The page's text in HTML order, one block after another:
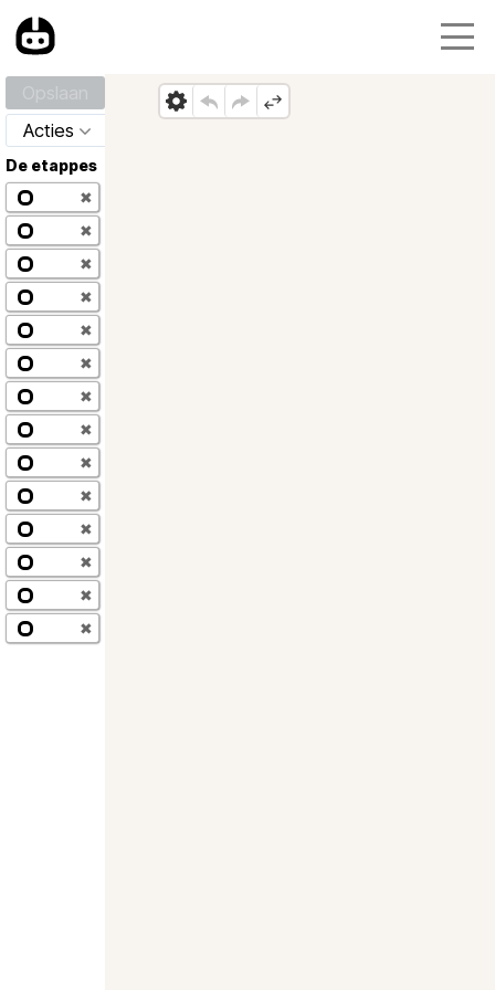
Acties
De etappes
✖
✖
✖
✖
✖
✖
✖
✖
✖
✖
✖
✖
✖
✖